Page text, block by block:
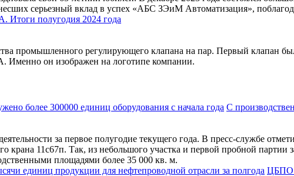
серьезный вклад в успех «АБС ЗЭиМ Автоматизация»,
полугодия 2024 года
промышленного регулирующего клапана на пар. Первый клапан
Именно он изображен на логотипе компании.
С
за первое полугодие текущего года. В пресс-службе
крана 11с67п. Так, из небольшого участка и первой пробной
площадями более 35 000 кв. м.
ЦБПО